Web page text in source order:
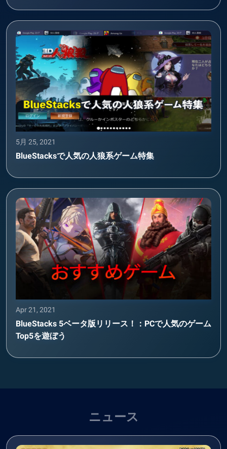
5月 25, 2021
BlueStacksで人気の人狼系ゲーム特集
Apr 21, 2021
BlueStacks 5ベータ版リリース！：PCで人気のゲーム
Top5を遊ぼう
ニュース